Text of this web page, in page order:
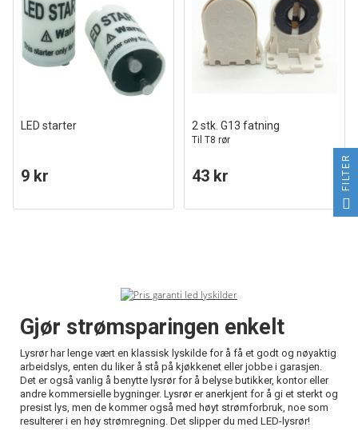
LED starter
9 kr
2 stk. G13 fatning
Til T8 rør
43 kr
Gjør strømsparingen enkelt
Lysrør har lenge vært en klassisk lyskilde for å få et godt og nøyaktig
arbeidslys, enten du liker å stå på kjøkkenet eller jobbe i garasjen.
Det er også vanlig å benytte lysrør for å belyse butikker, kontor eller
andre kommersielle bygninger. Lysrør er anerkjent for å gi et sterkt og
presist lys, men de kommer også med høyt strømforbruk, noe som
resulterer i en høy strømregning. Det slipper du med LED-lysrør!
FILTER